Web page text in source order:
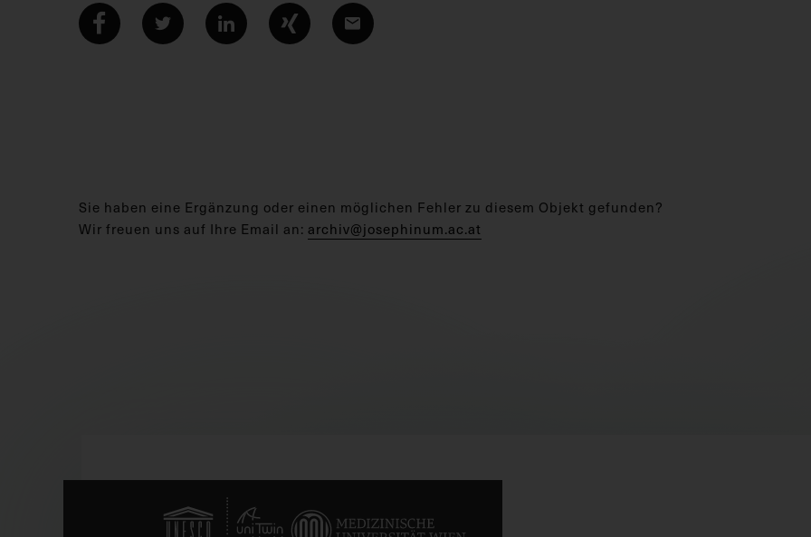
Sie haben eine Ergänzung oder einen möglichen Fehler zu diesem Objekt gefunden?
Wir freuen uns auf Ihre Email an: archiv@josephinum.ac.at